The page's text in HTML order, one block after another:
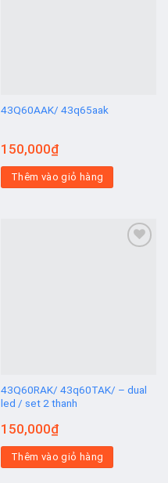
43Q60AAK/ 43q65aak
150,000₫
Thêm vào giỏ hàng
43Q60RAK/ 43q60TAK/ – dual
led / set 2 thanh
150,000₫
Thêm vào giỏ hàng